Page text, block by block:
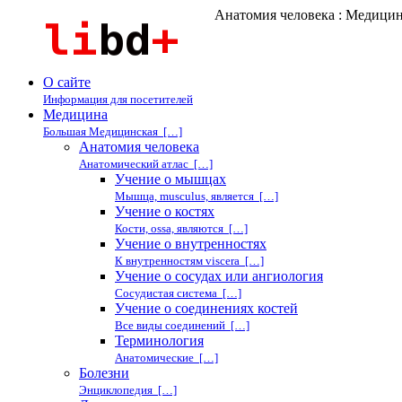
Анатомия человека :
О сайте
Информация для посетителей
Медицина
Большая Медицинская […]
Анатомия человека
Анатомический атлас […]
Учение о мышцах
Мышца, musculus, является […]
Учение о костях
Кости, ossa, являются […]
Учение о внутренностях
К внутренностям viscera […]
Учение о сосудах или ангиология
Сосудистая система […]
Учение о соединениях костей
Все виды соединений […]
Терминология
Анатомические […]
Болезни
Энциклопедия […]